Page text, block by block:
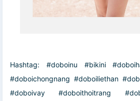
Hashtag: #doboinu #bikini
#doboichongnang #doboiliethan
#doboivay #doboithoitrang